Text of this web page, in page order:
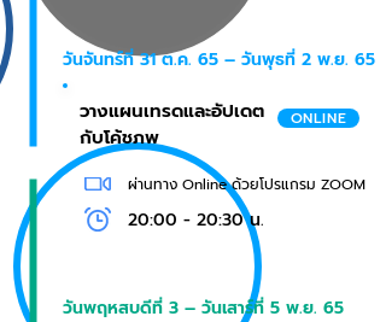
วันจันทร์ที่ 31 ต.ค. 65 – วันพุธที่ 2 พ.ย. 65
วางแผนเทรดและอัปเดต
กับโค้ชภพ
ONLINE
ผ่านทาง Online ด้วยโปรแกรม ZOOM
20:00 - 20:30 น.
วันพฤหสบดีที่ 3 – วันเสาร์ที่ 5 พ.ย. 65